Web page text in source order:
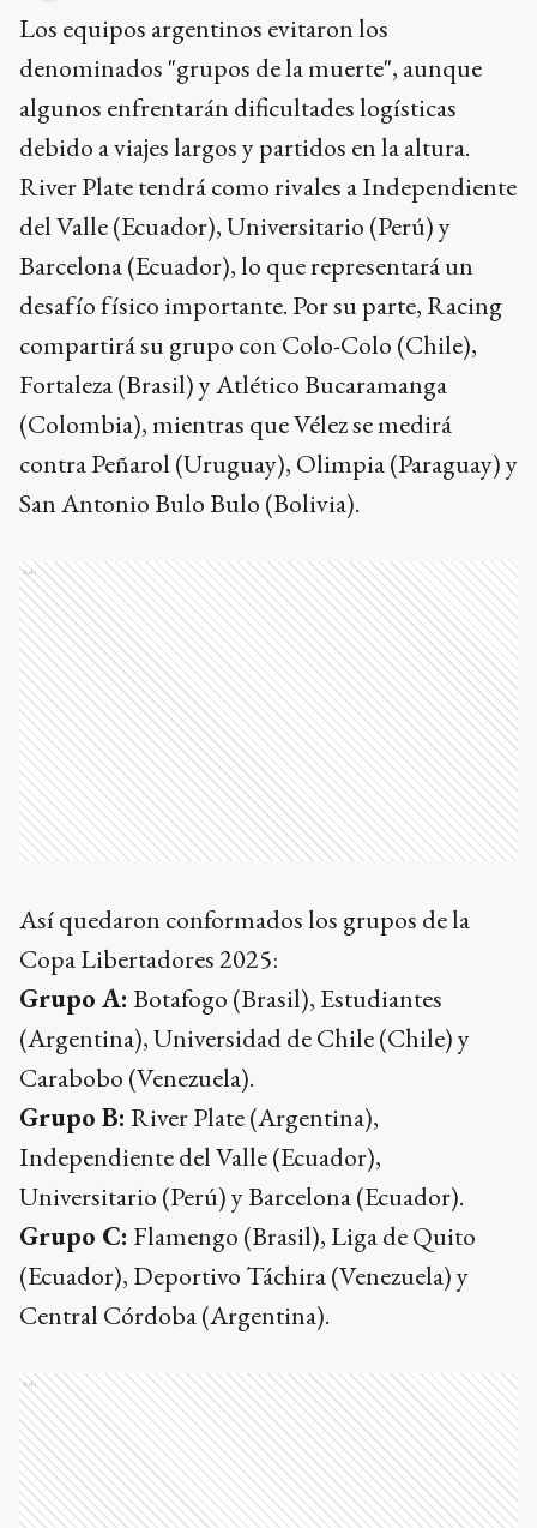
Los equipos argentinos evitaron los
denominados "grupos de la muerte", aunque
algunos enfrentarán dificultades logísticas
debido a viajes largos y partidos en la altura.
River Plate tendrá como rivales a Independiente
del Valle (Ecuador), Universitario (Perú) y
Barcelona (Ecuador), lo que representará un
desafío físico importante. Por su parte, Racing
compartirá su grupo con Colo-Colo (Chile),
Fortaleza (Brasil) y Atlético Bucaramanga
(Colombia), mientras que Vélez se medirá
contra Peñarol (Uruguay), Olimpia (Paraguay) y
San Antonio Bulo Bulo (Bolivia).
Ads
Así quedaron conformados los grupos de la
Copa Libertadores 2025:
Grupo A: Botafogo (Brasil), Estudiantes
(Argentina), Universidad de Chile (Chile) y
Carabobo (Venezuela).
Grupo B: River Plate (Argentina),
Independiente del Valle (Ecuador),
Universitario (Perú) y Barcelona (Ecuador).
Grupo C: Flamengo (Brasil), Liga de Quito
(Ecuador), Deportivo Táchira (Venezuela) y
Central Córdoba (Argentina).
Ads